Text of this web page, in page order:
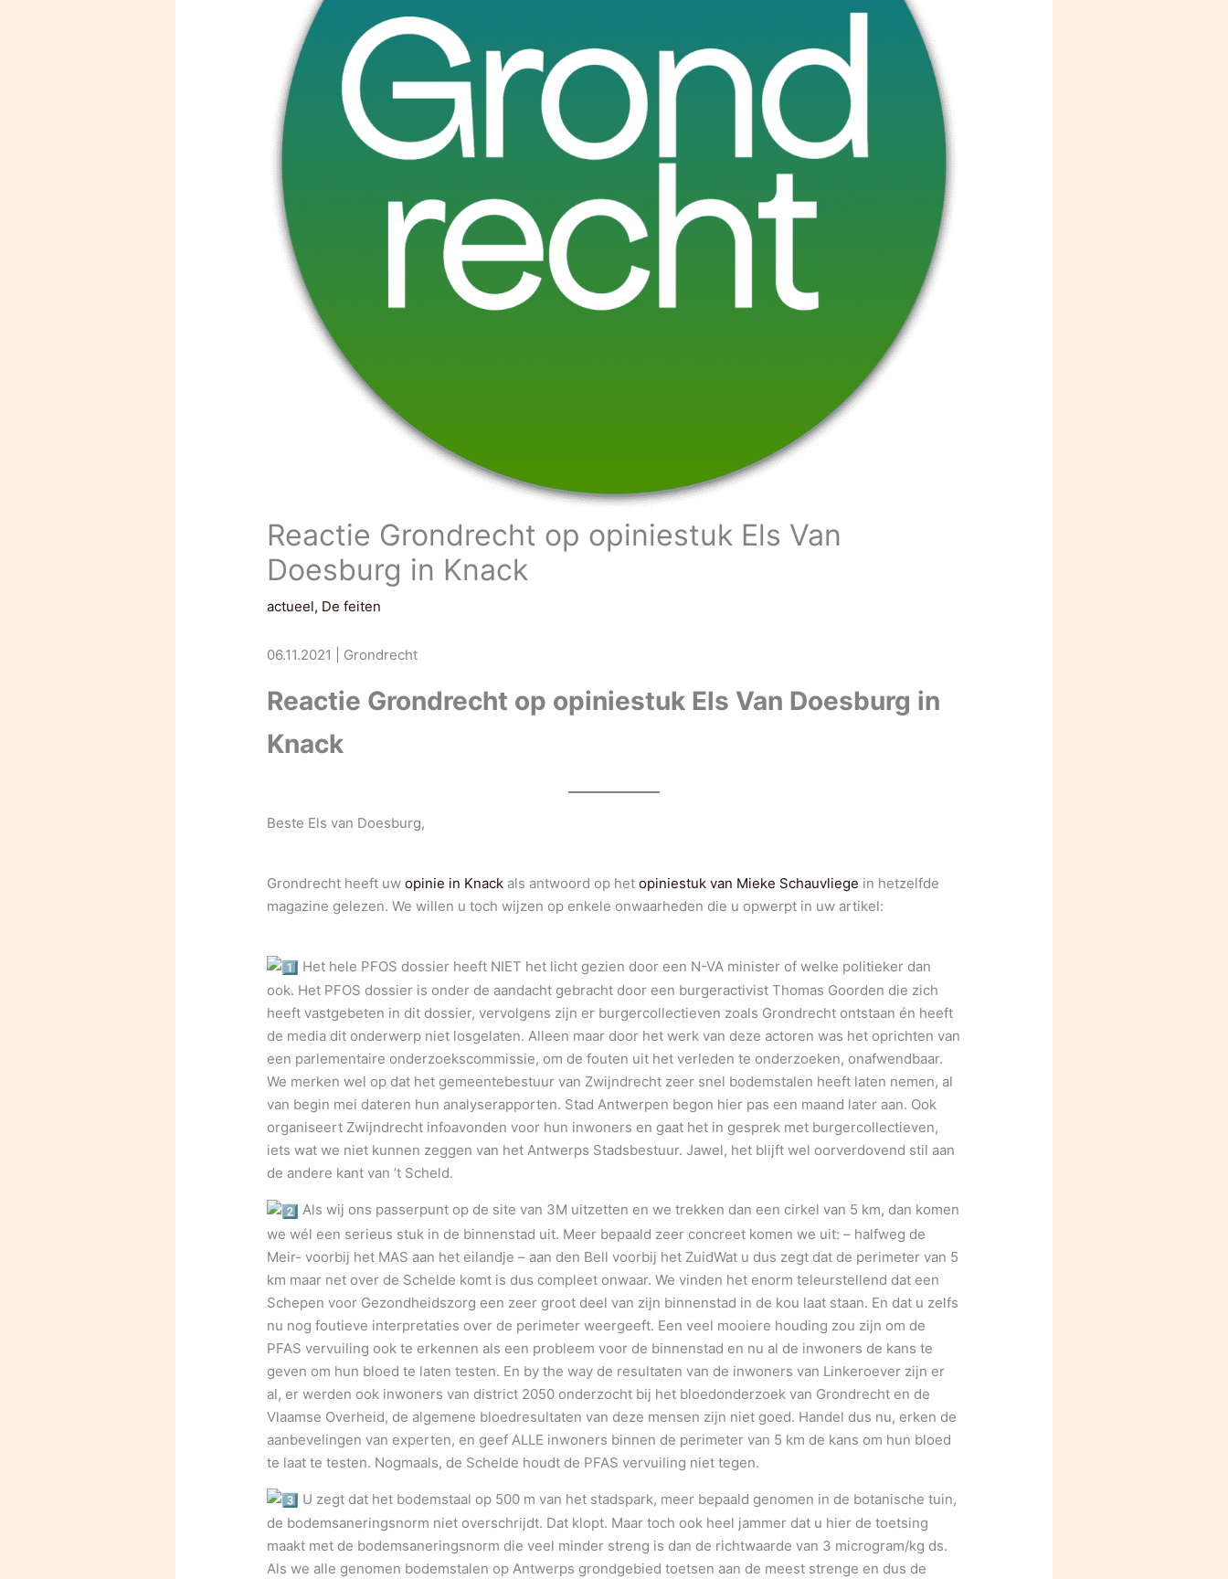
Reactie Grondrecht op opiniestuk Els Van
Doesburg in Knack
actueel, De feiten
06.11.2021 | Grondrecht
Reactie Grondrecht op opiniestuk Els Van Doesburg in
Knack
Beste Els van Doesburg,
Grondrecht heeft uwopinie in Knack als antwoord op hetopiniestuk van Mieke Schauvliege in hetzelfde
magazine gelezen. We willen u toch wijzen op enkele onwaarheden die u opwerpt in uw artikel:
Het hele PFOS dossier heeft NIET het licht gezien door een N-VA minister of welke politieker dan
ook. Het PFOS dossier is onder de aandacht gebracht door een burgeractivist Thomas Goorden die zich
heeft vastgebeten in dit dossier, vervolgens zijn er burgercollectieven zoals Grondrecht ontstaan én heeft
de media dit onderwerp niet losgelaten. Alleen maar door het werk van deze actoren was het oprichten van
een parlementaire onderzoekscommissie, om de fouten uit het verleden te onderzoeken, onafwendbaar.
We merken wel op dat het gemeentebestuur van Zwijndrecht zeer snel bodemstalen heeft laten nemen, al
van begin mei dateren hun analyserapporten. Stad Antwerpen begon hier pas een maand later aan. Ook
organiseert Zwijndrecht infoavonden voor hun inwoners en gaat het in gesprek met burgercollectieven,
iets wat we niet kunnen zeggen van het Antwerps Stadsbestuur. Jawel, het blijft wel oorverdovend stil aan
de andere kant van ’t Scheld.
Als wij ons passerpunt op de site van 3M uitzetten en we trekken dan een cirkel van 5 km, dan komen
we wél een serieus stuk in de binnenstad uit. Meer bepaald zeer concreet komen we uit: – halfweg de
Meir- voorbij het MAS aan het eilandje – aan den Bell voorbij het ZuidWat u dus zegt dat de perimeter van 5
km maar net over de Schelde komt is dus compleet onwaar. We vinden het enorm teleurstellend dat een
Schepen voor Gezondheidszorg een zeer groot deel van zijn binnenstad in de kou laat staan. En dat u zelfs
nu nog foutieve interpretaties over de perimeter weergeeft. Een veel mooiere houding zou zijn om de
PFAS vervuiling ook te erkennen als een probleem voor de binnenstad en nu al de inwoners de kans te
geven om hun bloed te laten testen. En by the way de resultaten van de inwoners van Linkeroever zijn er
al, er werden ook inwoners van district 2050 onderzocht bij het bloedonderzoek van Grondrecht en de
Vlaamse Overheid, de algemene bloedresultaten van deze mensen zijn niet goed. Handel dus nu, erken de
aanbevelingen van experten, en geef ALLE inwoners binnen de perimeter van 5 km de kans om hun bloed
te laat te testen. Nogmaals, de Schelde houdt de PFAS vervuiling niet tegen.
U zegt dat het bodemstaal op 500 m van het stadspark, meer bepaald genomen in de botanische tuin,
de bodemsaneringsnorm niet overschrijdt. Dat klopt. Maar toch ook heel jammer dat u hier de toetsing
maakt met de bodemsaneringsnorm die veel minder streng is dan de richtwaarde van 3 microgram/kg ds.
Als we alle genomen bodemstalen op Antwerps grondgebied toetsen aan de meest strenge en dus de